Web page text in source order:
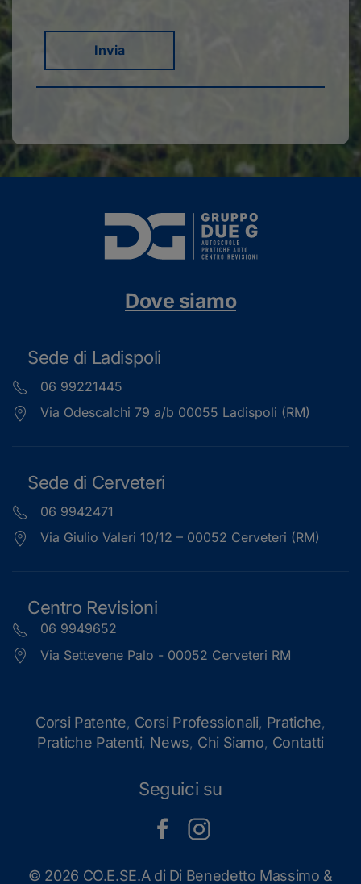
Invia
Dove siamo
Sede di Ladispoli
06 99221445
Via Odescalchi 79 a/b 00055 Ladispoli (RM)
Sede di Cerveteri
06 9942471
Via Giulio Valeri 10/12 – 00052 Cerveteri (RM)
Centro Revisioni
06 9949652
Via Settevene Palo - 00052 Cerveteri RM
Corsi Patente, Corsi Professionali, Pratiche,
Pratiche Patenti, News, Chi Siamo, Contatti
Seguici su
© 2026 CO.E.SE.A di Di Benedetto Massimo &